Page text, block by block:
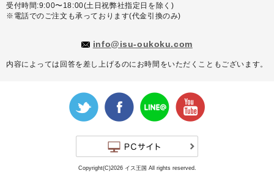
受付時間:9:00〜18:00(土日祝弊社指定日を除く)
※電話でのご注文も承っております(代金引換のみ)
info@isu-oukoku.com
内容によっては回答を差し上げるのにお時間をいただくこともございます。
Copyright(C)2026 イス王国 All rights reserved.